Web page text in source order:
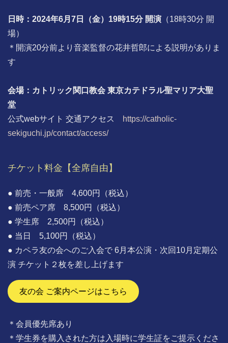
日時：2024年6月7日（金）19時15分 開演 （18時30分 開
場）
＊開演20分前より音楽監督の花井哲郎による説明がありま
す
会場：カトリック関口教会 東京カテドラル聖マリア大聖
堂
公式webサイト 交通アクセス
https://catholic-
sekiguchi.jp/contact/access/
チケット料金【全席自由】
● 前売・一般席 4,600円（税込）
● 前売ペア席 8,500円（税込）
● 学生席 2,500円（税込）
● 当日 5,100円（税込）
● カペラ友の会へのご入会で 6月本公演・次回10月定期公
演 チケット２枚を差し上げます
友の会 ご案内ページはこちら
＊会員優先席あり
＊学生券を購入された方は入場時に学生証をご提示くださ